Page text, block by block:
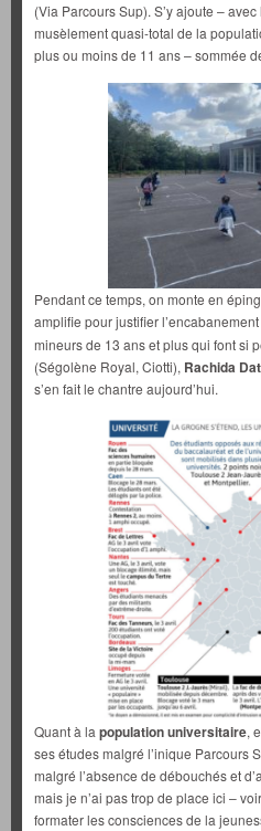
(Via Parcours Sup). S’y ajoute –
musèlement quasi-total de la
plus ou moins de 11 ans – sommée
Pendant ce temps, on monte en
amplifie pour justifier
mineurs de 13 ans et plus qui font si
(Ségolène Royal, Ciotti), Rachida
s’en fait le chantre aujourd’hui.
Quant à la population universitaire,
ses études malgré l’inique Parcours
malgré l’absence de débouchés et
mais je n’ai pas trop de place ici –
formater les consciences de la